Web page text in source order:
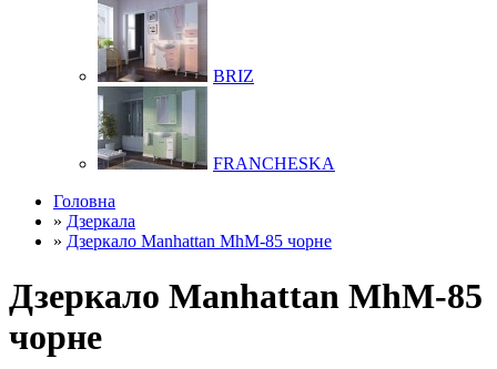
BRIZ
FRANCHESKA
Головна
» Дзеркала
» Дзеркало Manhattan MhM-85 чорне
Дзеркало Manhattan MhM-85
чорне